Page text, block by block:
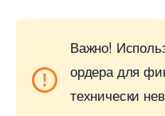
ажно!
ордера для
технически